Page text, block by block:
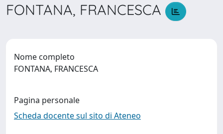
FONTANA, FRANCESCA
Nome completo
FONTANA, FRANCESCA
Pagina personale
Scheda docente sul sito di Ateneo